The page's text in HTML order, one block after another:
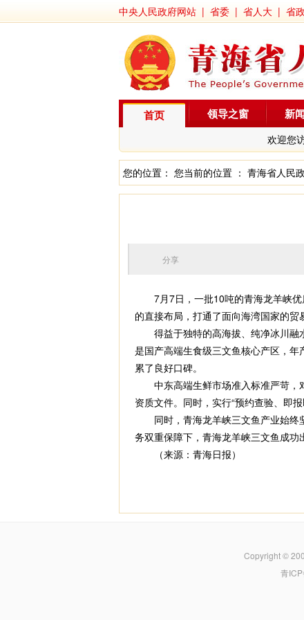
中央人民政府网站 | 省委 | 省人大 | 省
首页
欢迎您
领导之窗 新
您的位置： 您当前的位置 ： 青海省人民
分享
7月7日，一批10吨的青海龙羊峡优
的直接布局，打通了面向海湾国家的贸
得益于独特的高海拔、纯净冰川融
是国产高端生食级三文鱼核心产区，
累了良好口碑。
中东高端生鲜市场准入标准严苛，
资质文件。同时，实行“预约查验、即
同时，青海龙羊峡三文鱼产业始终
务双重保障下，青海龙羊峡三文鱼成功
（来源：青海日报）
Copyright ©
青